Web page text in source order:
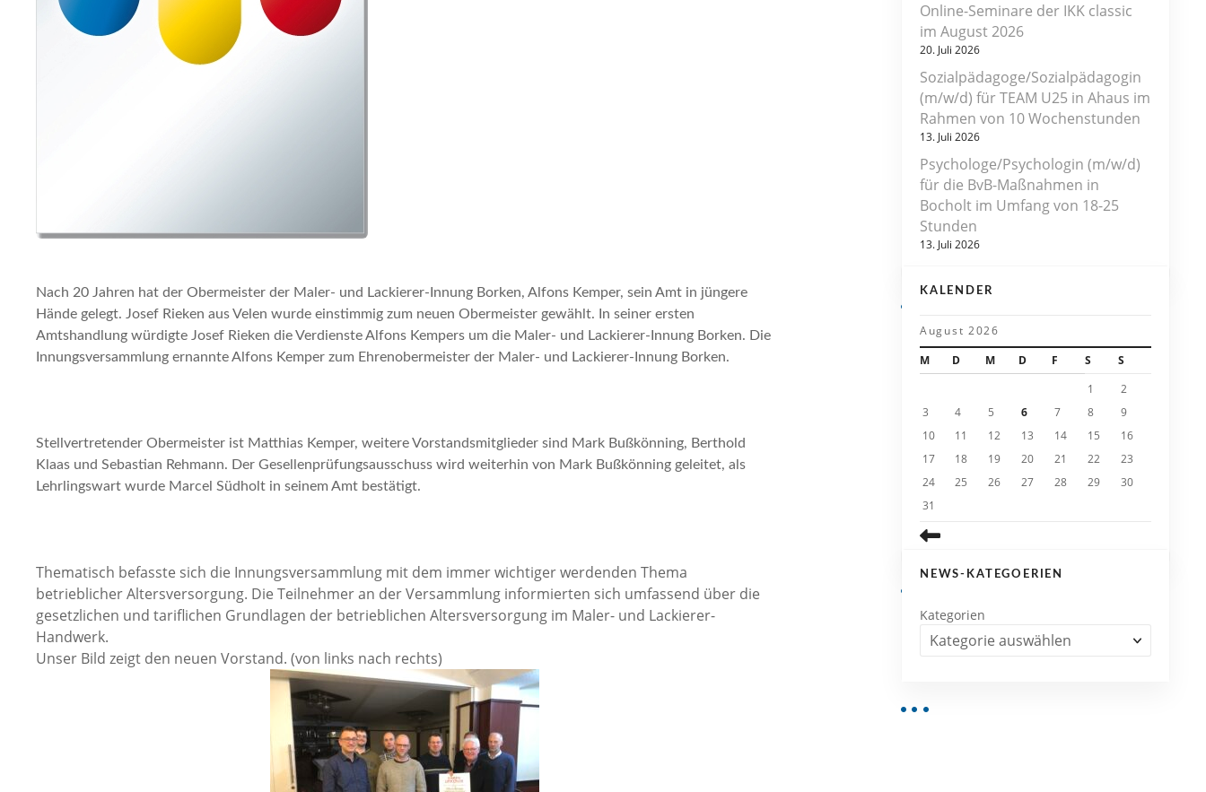
Nach 20 Jahren hat der Obermeister der Maler- und Lackierer-Innung Borken, Alfons Kemper, sein Amt in jüngere
Hände gelegt. Josef Rieken aus Velen wurde einstimmig zum neuen Obermeister gewählt. In seiner ersten
Amtshandlung würdigte Josef Rieken die Verdienste Alfons Kempers um die Maler- und Lackierer-Innung Borken. Die
Innungsversammlung ernannte Alfons Kemper zum Ehrenobermeister der Maler- und Lackierer-Innung Borken.
Stellvertretender Obermeister ist Matthias Kemper, weitere Vorstandsmitglieder sind Mark Bußkönning, Berthold
Klaas und Sebastian Rehmann. Der Gesellenprüfungsausschuss wird weiterhin von Mark Bußkönning geleitet, als
Lehrlingswart wurde Marcel Südholt in seinem Amt bestätigt.
Thematisch befasste sich die Innungsversammlung mit dem immer wichtiger werdenden Thema
betrieblicher Altersversorgung. Die Teilnehmer an der Versammlung informierten sich umfassend über die
gesetzlichen und tariflichen Grundlagen der betrieblichen Altersversorgung im Maler- und Lackierer-
Handwerk.
Unser Bild zeigt den neuen Vorstand. (von links nach rechts)
Online-Seminare der IKK classic
im August 2026
20. Juli 2026
Sozialpädagoge/Sozialpädagogin
(m/w/d) für TEAM U25 in Ahaus im
Rahmen von 10 Wochenstunden
13. Juli 2026
Psychologe/Psychologin (m/w/d)
für die BvB-Maßnahmen in
Bocholt im Umfang von 18-25
Stunden
13. Juli 2026
KALENDER
August 2026
M
D M D F S
S
1
2
3
4 5 6 7 8
9
10
11 12 13 14 15
16
17
18 19 20 21 22
23
24
25 26 27 28 29
30
31
NEWS-KATEGOERIEN
Kategorien